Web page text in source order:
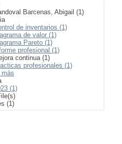
Barcenas, Abigail (1)
de inventarios (1)
de valor (1)
Pareto (1)
profesional (1)
continua (1)
profesionales (1)
más
(1)
(1)